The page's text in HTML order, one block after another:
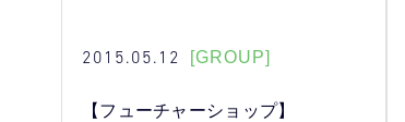
2015.05.12 [GROUP]
【フューチャーショップ】